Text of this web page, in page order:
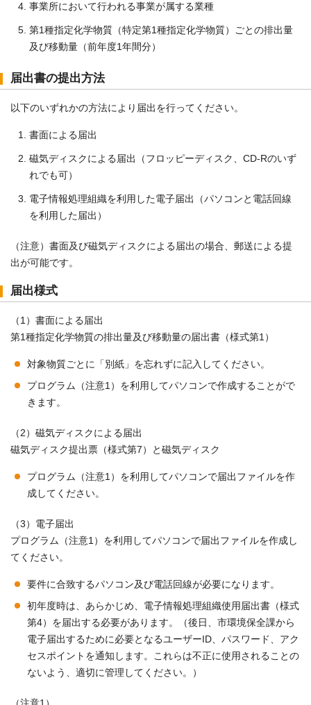
事業所において行われる事業が属する業種
第1種指定化学物質（特定第1種指定化学物質）ごとの排出量
及び移動量（前年度1年間分）
届出書の提出方法
以下のいずれかの方法により届出を行ってください。
書面による届出
磁気ディスクによる届出（フロッピーディスク、CD-Rのいず
れでも可）
電子情報処理組織を利用した電子届出（パソコンと電話回線
を利用した届出）
（注意）書面及び磁気ディスクによる届出の場合、郵送による提
出が可能です。
届出様式
（1）書面による届出
第1種指定化学物質の排出量及び移動量の届出書（様式第1）
対象物質ごとに「別紙」を忘れずに記入してください。
プログラム（注意1）を利用してパソコンで作成することがで
きます。
（2）磁気ディスクによる届出
磁気ディスク提出票（様式第7）と磁気ディスク
プログラム（注意1）を利用してパソコンで届出ファイルを作
成してください。
（3）電子届出
プログラム（注意1）を利用してパソコンで届出ファイルを作成し
てください。
要件に合致するパソコン及び電話回線が必要になります。
初年度時は、あらかじめ、電子情報処理組織使用届出書（様式
第4）を届出する必要があります。（後日、市環境保全課から
電子届出するために必要となるユーザーID、パスワード、アク
セスポイントを通知します。これらは不正に使用されることの
ないよう、適切に管理してください。）